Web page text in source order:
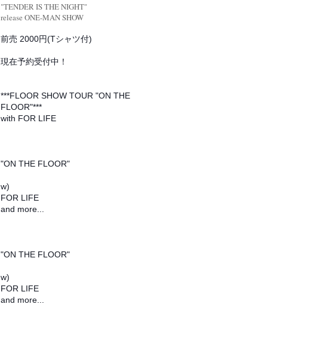
"TENDER IS THE NIGHT"
release ONE-MAN SHOW
前売 2000円(Tシャツ付)
現在予約受付中！
***FLOOR SHOW TOUR "ON THE
FLOOR"***
with FOR LIFE
"ON THE FLOOR"
w)
FOR LIFE
and more...
"ON THE FLOOR"
w)
FOR LIFE
and more...